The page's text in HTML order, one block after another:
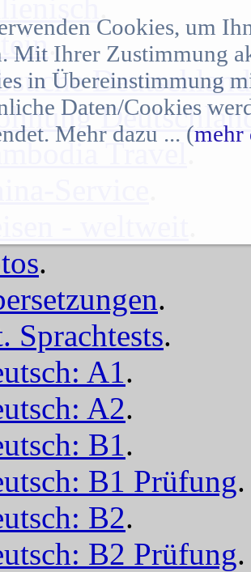
.
Deutschland
Travel .
.
.
Sprachtests.
A1.
A2.
B1.
B1 Prüfung.
B2.
B2 Prüfung.
Cookies, um
Mit Ihrer Zustimmung
in Übereinstimmung
Daten/Cookies
Mehr dazu ... (mehr